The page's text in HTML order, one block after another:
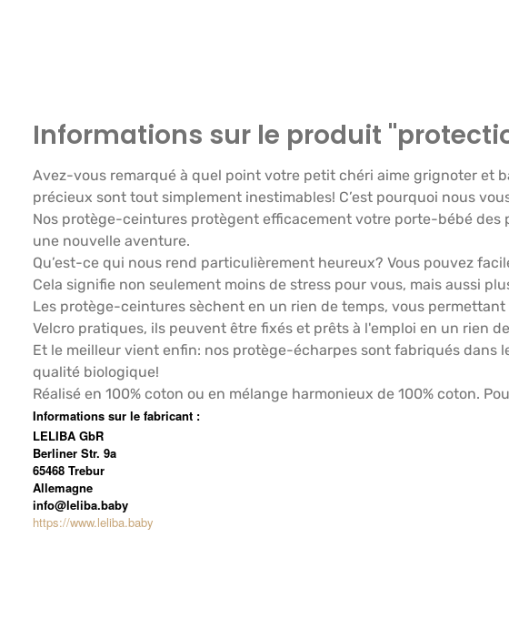
Informations sur le produit
Avez-vous remarqué à quel point votre petit chéri aime grignoter et
précieux sont tout simplement inestimables! C’est pourquoi nous
Nos protège-ceintures protègent efficacement votre porte-bébé
une nouvelle aventure.
Qu’est-ce qui nous rend particulièrement heureux? Vous pouvez
Cela signifie non seulement moins de stress pour vous, mais aussi
Les protège-ceintures sèchent en un rien de temps, vous
Velcro pratiques, ils peuvent être fixés et prêts à l'emploi en un rien
Et le meilleur vient enfin: nos protège-écharpes sont fabriqués dans
qualité biologique!
Réalisé en 100% coton ou en mélange harmonieux de 100% coton.
Informations sur le fabricant :
LELIBA GbR
Berliner Str. 9a
65468 Trebur
Allemagne
info@leliba.baby
https://www.leliba.baby